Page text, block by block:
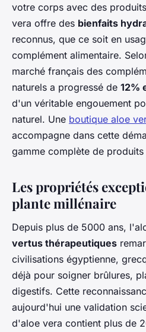
votre corps avec des
vera offre des bienfaits
reconnus, que ce soit en
complément alimentaire.
marché français des
naturels a progressé de 12%
d'un véritable engouement
naturel. Une boutique aloe
accompagne dans cette
gamme complète de
Les propriétés
plante millénaire
Depuis plus de 5000 ans,
vertus thérapeutiques
civilisations égyptienne,
déjà pour soigner brûlures,
digestifs. Cette
aujourd'hui une validation
d'aloe vera contient plus de